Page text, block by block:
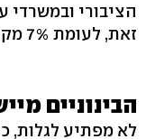
הציבורי ובמשרדי
זאת, לעומת 7% מקרב עוה"ד המועסקים בחברות.
הבינוניים
לא מפתיע לגלות,